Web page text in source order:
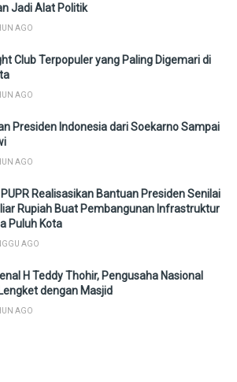
Jadi Alat Politik
AGO
Club Terpopuler yang Paling Digemari di
AGO
Presiden Indonesia dari Soekarno Sampai
AGO
PUPR Realisasikan Bantuan Presiden Senilai
Rupiah Buat Pembangunan Infrastruktur
Puluh Kota
AGO
H Teddy Thohir, Pengusaha Nasional
dengan Masjid
AGO